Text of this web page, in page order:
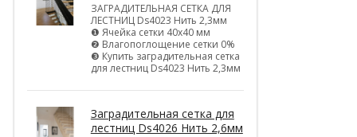
ЗАГРАДИТЕЛЬНАЯ СЕТКА ДЛЯ
ЛЕСТНИЦ Ds4023 Нить 2,3мм
❶ Ячейка сетки 40х40 мм
❷ Влагопоглощение сетки 0%
❸ Купить заградительная сетка
для лестниц Ds4023 Нить 2,3мм
Заградительная сетка для
лестниц Ds4026 Нить 2,6мм